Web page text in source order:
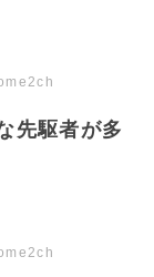
先駆者が多